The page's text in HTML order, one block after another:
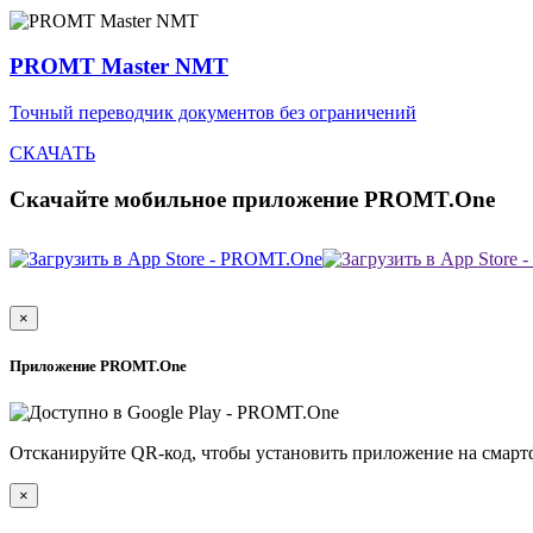
PROMT Master NMT
Точный переводчик документов без ограничений
СКАЧАТЬ
Скачайте мобильное приложение PROMT.One
×
Приложение PROMT.One
Отсканируйте QR-код, чтобы установить приложение на
×